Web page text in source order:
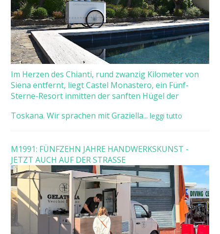
Im Herzen des Chianti, rund zwanzig Kilometer von
Siena entfernt, liegt Castel Monastero, ein Fünf-
Sterne-Resort inmitten der sanften Hügel der
Toskana. Wir sprachen mit Graziella... leggi tutto
M1991: FÜNFZEHN JAHRE HANDWERKSKUNST -
JETZT AUCH AUF DER STRASSE